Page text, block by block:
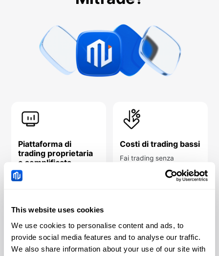
This website uses cookies
We use cookies to personalise content and ads, to
provide social media features and to analyse our traffic.
We also share information about your use of our site with
Piattaforma di
trading proprietaria
e semplificata
Scopri la nostra
avanzati pensati per
ancora più efficace e
intuitiva.
Costi di trading bassi
Fai trading senza
commissioni*, con basse
spese overnight e spread